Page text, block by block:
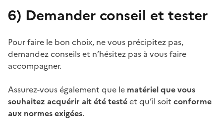
6) Demander conseil et tester
Pour faire le bon choix, ne vous précipitez pas,
demandez conseils et n’hésitez pas à vous faire
accompagner.
Assurez-vous également que le matériel que vous
souhaitez acquérir ait été testéet qu’il soit conforme
aux normes exigées.